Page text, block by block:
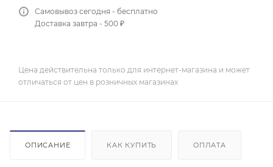
Самовывоз сегодня - бесплатно
Доставка завтра - 500 ₽
Цена действительна только для интернет-магазина и может
отличаться от цен в розничных магазинах
ОПИСАНИЕ КАК КУПИТЬ ОПЛАТА